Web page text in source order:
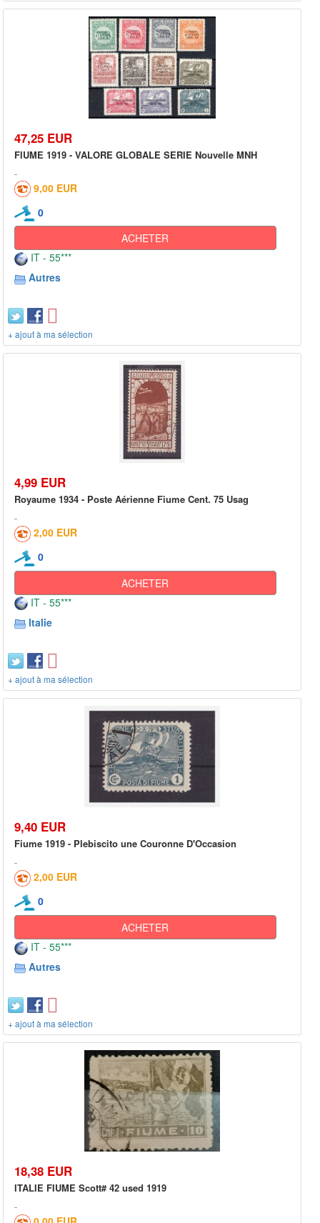
47,25 EUR
FIUME 1919 - VALORE GLOBALE SERIE Nouvelle MNH
9,00 EUR
0
ACHETER
IT - 55***
Autres
+ ajout à ma sélection
4,99 EUR
Royaume 1934 - Poste Aérienne Fiume Cent. 75 Usag
2,00 EUR
0
ACHETER
IT - 55***
Italie
+ ajout à ma sélection
9,40 EUR
Fiume 1919 - Plebiscito une Couronne D'Occasion
2,00 EUR
0
ACHETER
IT - 55***
Autres
+ ajout à ma sélection
18,38 EUR
ITALIE FIUME Scott# 42 used 1919